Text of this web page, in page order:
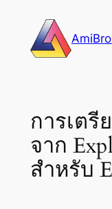
content
การเตรี
จาก
สำหรับ